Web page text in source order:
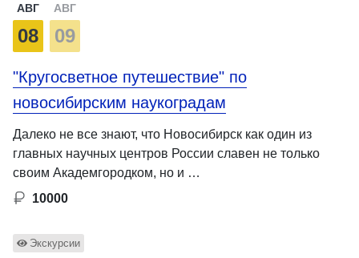
АВГ
08
АВГ
09
"Кругосветное путешествие" по
новосибирским наукоградам
Далеко не все знают, что Новосибирск как один из
главных научных центров России славен не только
своим Академгородком, но и …
10000
Экскурсии